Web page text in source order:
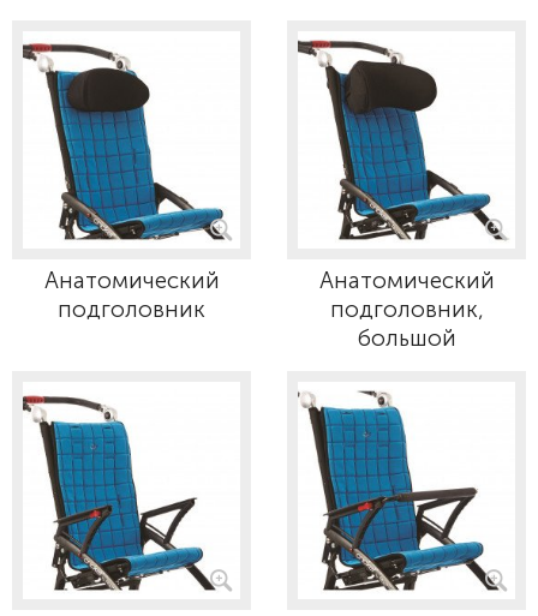
Анатомический
подголовник
Анатомический
подголовник,
большой